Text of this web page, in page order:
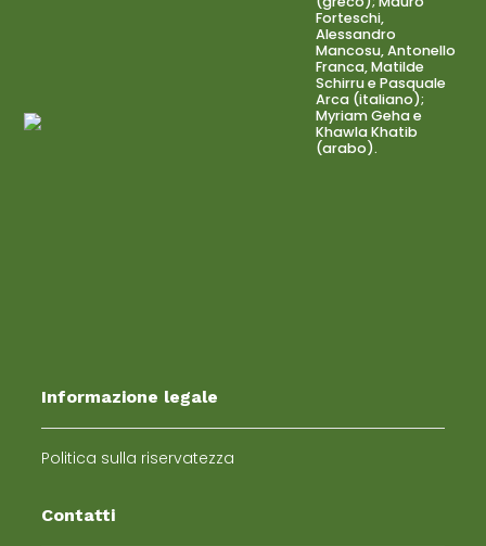
Forteschi,
Alessandro
Mancosu, Antonello
Franca, Matilde
Schirru e Pasquale
Arca (italiano);
Myriam Geha e
Khawla Khatib
(arabo).
Informazione legale
Politica sulla riservatezza
Contatti